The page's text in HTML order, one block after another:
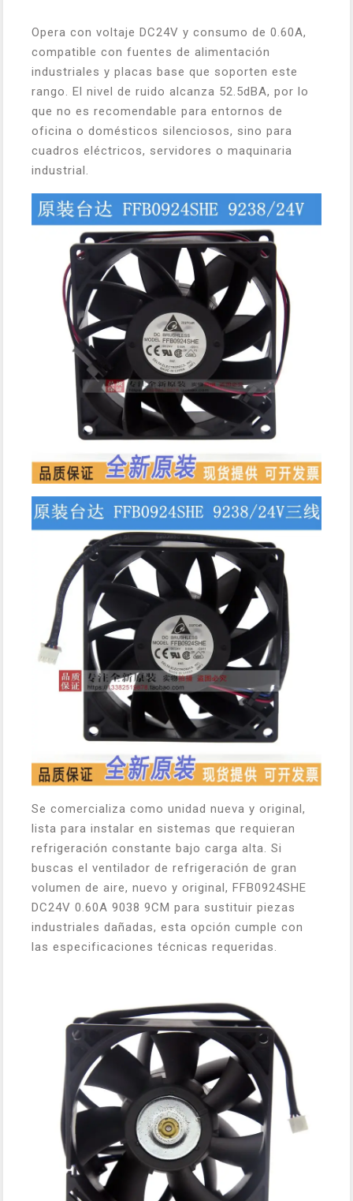
Opera con voltaje DC24V y consumo de 0.60A,
compatible con fuentes de alimentación
industriales y placas base que soporten este
rango. El nivel de ruido alcanza 52.5dBA, por lo
que no es recomendable para entornos de
oficina o domésticos silenciosos, sino para
cuadros eléctricos, servidores o maquinaria
industrial.
Se comercializa como unidad nueva y original,
lista para instalar en sistemas que requieran
refrigeración constante bajo carga alta. Si
buscas el ventilador de refrigeración de gran
volumen de aire, nuevo y original, FFB0924SHE
DC24V 0.60A 9038 9CM para sustituir piezas
industriales dañadas, esta opción cumple con
las especificaciones técnicas requeridas.